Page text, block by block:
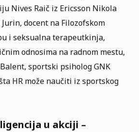
Nives Raič iz Ericsson Nikola
docent na Filozofskom
i seksualna terapeutkinja,
odnosima na radnom mestu,
Balent, sportski psiholog GNK
HR može naučiti iz sportskog
u akciji –